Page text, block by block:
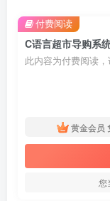
C语言超市导购系
此内容为付费阅读
黄金会员
您
付费阅读